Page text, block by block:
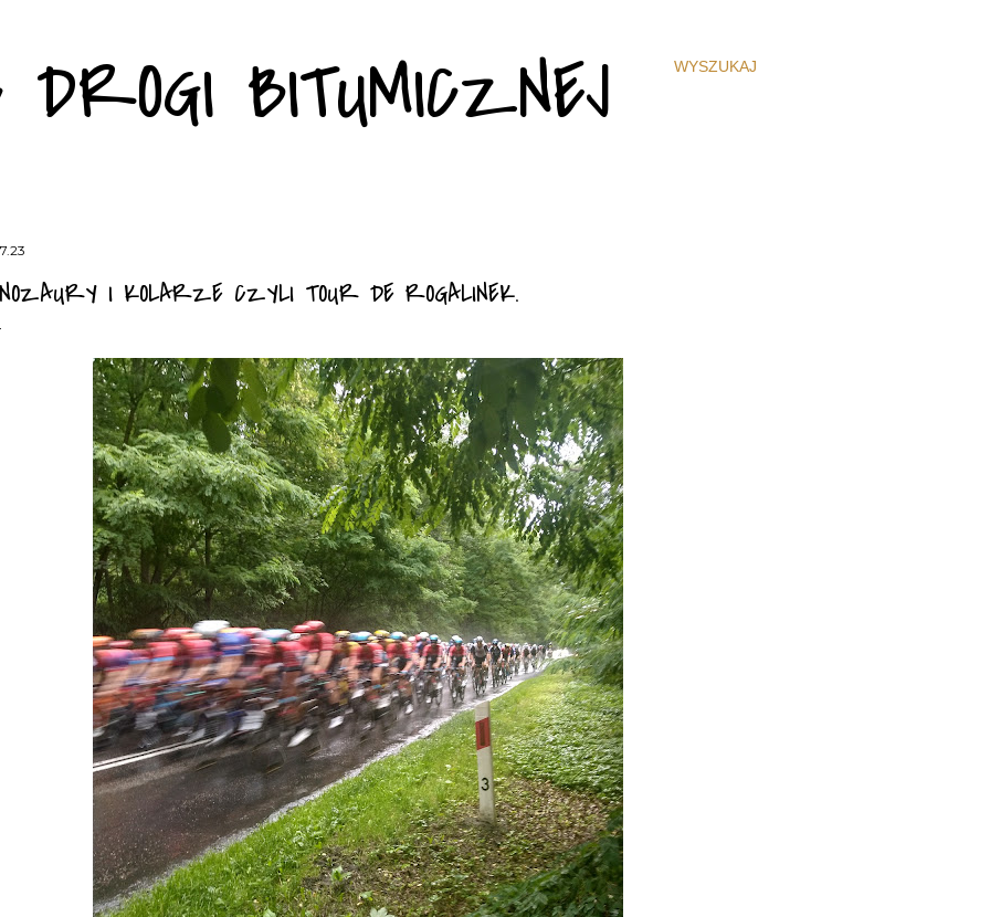
WYSZUKAJ
DROGI BITUMICZNEJ
I KOLARZE CZYLI TOUR DE ROGALINEK.